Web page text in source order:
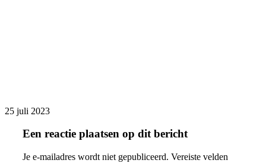
25 juli 2023
Een reactie plaatsen op dit bericht
Je e-mailadres wordt niet gepubliceerd. Vereiste velden